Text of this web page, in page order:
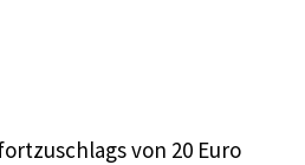
von 20 Euro